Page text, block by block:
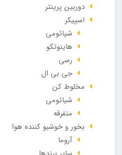
دوربین پرینتر
اسپیکر
شیائومی
هاینوتکو
رسی
جی بی ال
مخلوط کن
شیائومی
متفرقه
بخور و خوشبو کننده هوا
آروما